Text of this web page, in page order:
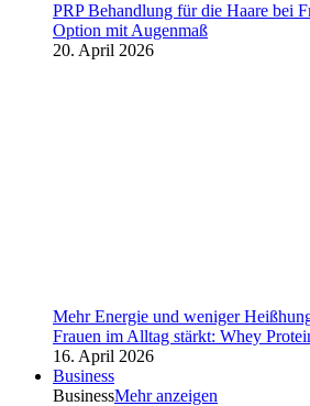
PRP Behandlung für die Haare bei
Option mit Augenmaß
20. April 2026
Mehr Energie und weniger
Frauen im Alltag stärkt: Whey
16. April 2026
Business
BusinessMehr anzeigen